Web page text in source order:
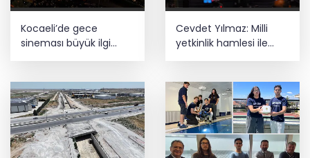
SpaceX'ten Ay'a çarpma açıklaması:
Sorumlu uzay operasyonları için
çalışıyoruz
tesise 47,6 milyon TL ceza!
Kocaeli’de gece
sineması büyük ilgi
Cevdet Yılmaz: Milli
yetkinlik hamlesi ile